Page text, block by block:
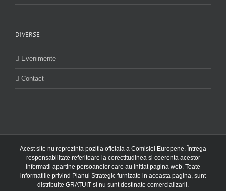
DIVERSE
Evenimente
Contact
Acest site nu reprezinta pozitia oficiala a Comisiei Europene. Întrega
responsabilitate referitoare la corectitudinea si coerenta acestor
informatii apartine persoanelor care au initiat pagina web. Toate
informatiile privind Planul Strategic furnizate in aceasta pagina, sunt
distribuite GRATUIT si nu sunt destinate comercializarii.